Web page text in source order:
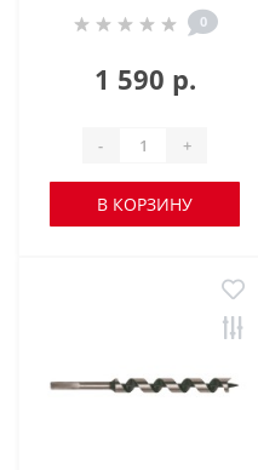
0
1 590 р.
- +
В КОРЗИНУ